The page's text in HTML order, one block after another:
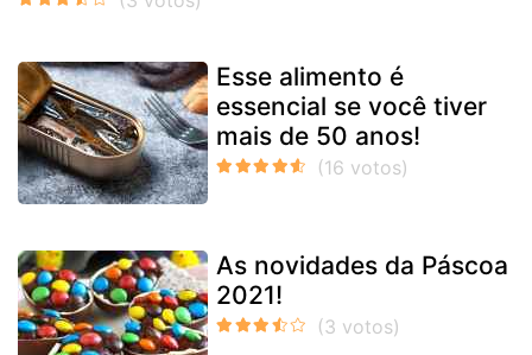
Esse alimento é
essencial se você tiver
mais de 50 anos!
As novidades da Páscoa
2021!